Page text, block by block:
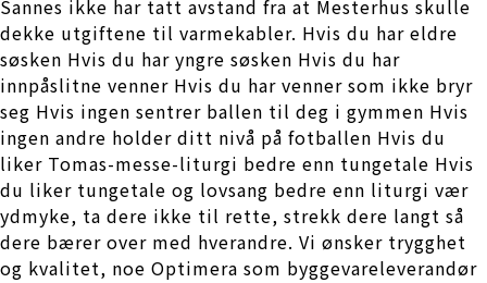
Sannes ikke har tatt avstand fra at Mesterhus skulle
dekke utgiftene til varmekabler. Hvis du har eldre
søsken Hvis du har yngre søsken Hvis du har
innpåslitne venner Hvis du har venner som ikke bryr
seg Hvis ingen sentrer ballen til deg i gymmen Hvis
ingen andre holder ditt nivå på fotballen Hvis du
liker Tomas-messe-liturgi bedre enn tungetale Hvis
du liker tungetale og lovsang bedre enn liturgi vær
ydmyke, ta dere ikke til rette, strekk dere langt så
dere bærer over med hverandre. Vi ønsker trygghet
og kvalitet, noe Optimera som byggevareleverandør